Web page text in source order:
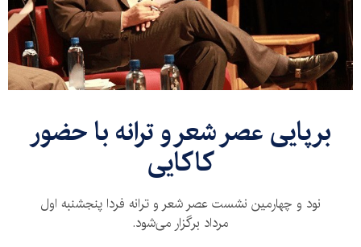
برپایی عصر شعر و ترانه با حضور
كاكايی
نود و چهارمین نشست عصر شعر و ترانه فردا پنجشنبه اول
مرداد برگزار می‌شود.